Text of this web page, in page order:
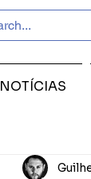
NOTÍCIAS